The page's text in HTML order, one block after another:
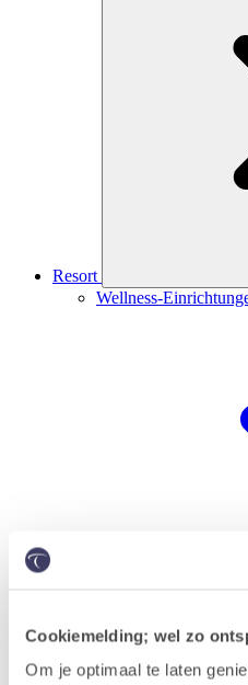
Cookiemelding; wel zo
Om je optimaal te laten
Resort
Wellness-